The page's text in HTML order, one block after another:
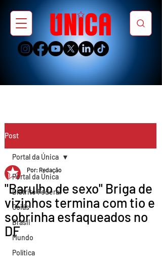
Post
Portal da Única
Distrito Federal
Goiás
Brasil
Mundo
Política
Portal da Única
"Barulho de sexo" Briga de
vizinhos termina com tio e
sobrinha esfaqueados no
DF
Por: Redação